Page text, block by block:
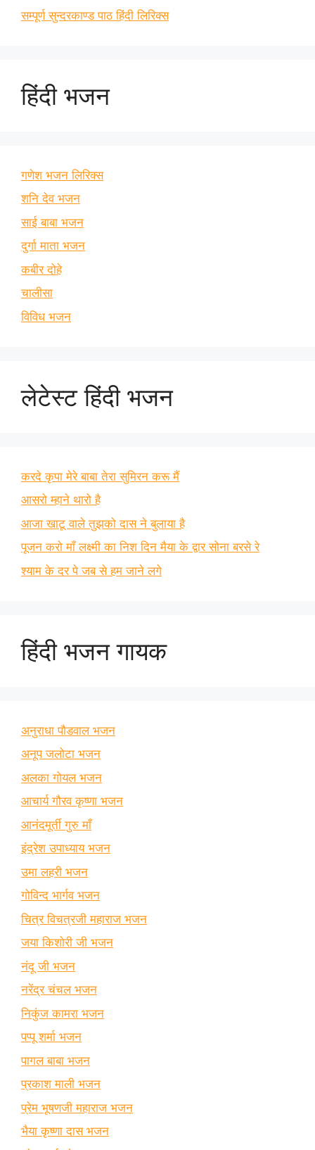
सम्पूर्ण सुन्दरकाण्ड पाठ हिंदी लिरिक्स
हिंदी भजन
गणेश भजन लिरिक्स
शनि देव भजन
साई बाबा भजन
दुर्गा माता भजन
कबीर दोहे
चालीसा
विविध भजन
लेटेस्ट हिंदी भजन
करदे कृपा मेरे बाबा तेरा सुमिरन करू मैं
आसरो म्हाने थारो है
आजा खाटू वाले तुझको दास ने बुलाया है
पूजन करो माँ लक्ष्मी का निश दिन मैया के द्वार सोना बरसे रे
श्याम के दर पे जब से हम जाने लगे
हिंदी भजन गायक
अनुराधा पौडवाल भजन
अनूप जलोटा भजन
अलका गोयल भजन
आचार्य गौरव कृष्णा भजन
आनंदमूर्ती गुरु माँ
इंद्रेश उपाध्याय भजन
उमा लहरी भजन
गोविन्द भार्गव भजन
चित्र विचत्रजी महाराज भजन
जया किशोरी जी भजन
नंदू जी भजन
नरेंद्र चंचल भजन
निकुंज कामरा भजन
पप्पू शर्मा भजन
पागल बाबा भजन
प्रकाश माली भजन
प्रेम भूषणजी महाराज भजन
भैया कृष्णा दास भजन